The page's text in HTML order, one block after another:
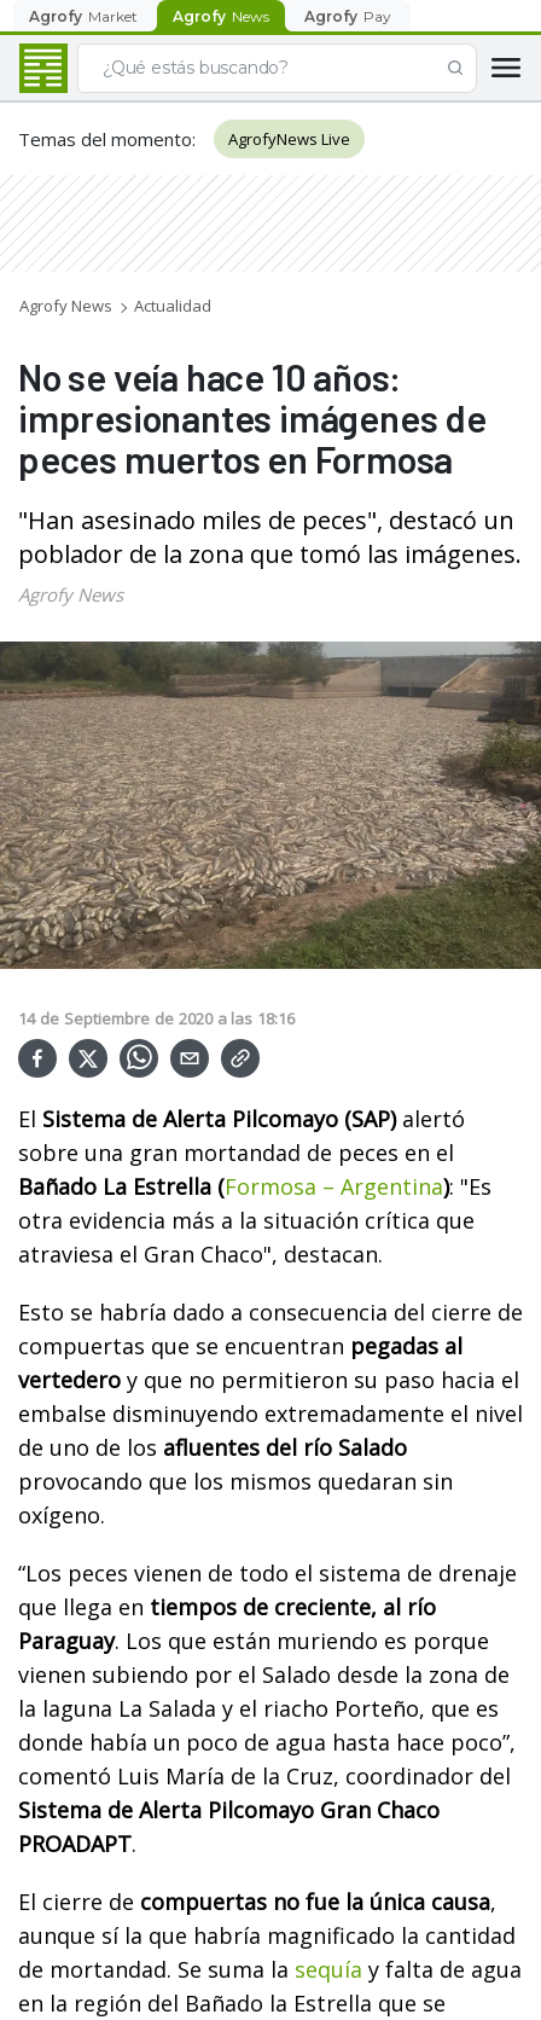
Agrofy Market Agrofy News Agrofy Pay
Temas del momento: AgrofyNews Live
Agrofy News Actualidad
No se veía hace 10 años:
impresionantes imágenes de
peces muertos en Formosa
"Han asesinado miles de peces", destacó un
poblador de la zona que tomó las imágenes.
Agrofy News
14 de Septiembre de 2020 a las 18:16
El Sistema de Alerta Pilcomayo (SAP)alertó
sobre una gran mortandad de peces en el
Bañado La Estrella (Formosa – Argentina): "Es
otra evidencia más a la situación crítica que
atraviesa el Gran Chaco", destacan.
Esto se habría dado a consecuencia del cierre de
compuertas que se encuentran pegadas al
vertedero y que no permitieron su paso hacia el
embalse disminuyendo extremadamente el nivel
de uno de los afluentes del río Salado
provocando que los mismos quedaran sin
oxígeno.
“Los peces vienen de todo el sistema de drenaje
que llega en tiempos de creciente, al río
Paraguay. Los que están muriendo es porque
vienen subiendo por el Salado desde la zona de
la laguna La Salada y el riacho Porteño, que es
donde había un poco de agua hasta hace poco”,
comentó Luis María de la Cruz, coordinador del
Sistema de Alerta Pilcomayo Gran Chaco
PROADAPT.
El cierre de compuertas no fue la única causa,
aunque sí la que habría magnificado la cantidad
de mortandad. Se suma la sequía y falta de agua
en la región del Bañado la Estrella que se